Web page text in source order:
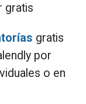
gratis
gratis
por
o en